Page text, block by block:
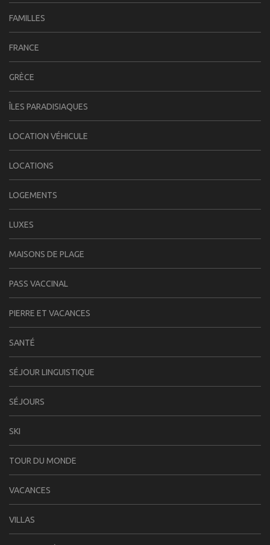
FAMILLES
FRANCE
GRÈCE
ÎLES PARADISIAQUES
LOCATION VÉHICULE
LOCATIONS
LOGEMENTS
LUXES
MAISONS DE PLAGE
PASS VACCINAL
PIERRE ET VACANCES
SANTÉ
SÉJOUR LINGUISTIQUE
SÉJOURS
SKI
TOUR DU MONDE
VACANCES
VILLAS